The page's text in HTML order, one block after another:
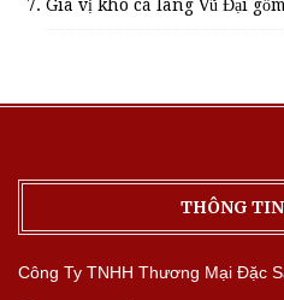
Gia vị kho cá làng Vũ Đại
THÔNG
Công Ty TNHH Thương Mại Đặc